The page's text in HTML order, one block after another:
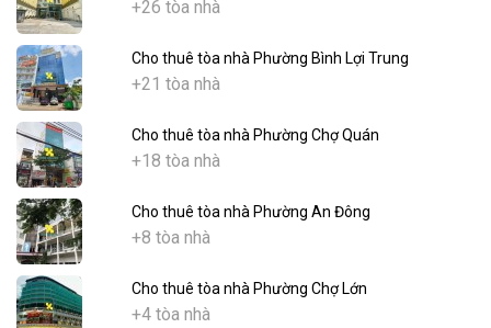
+26 tòa nhà
Cho thuê tòa nhà Phường Bình Lợi Trung
+21 tòa nhà
Cho thuê tòa nhà Phường Chợ Quán
+18 tòa nhà
Cho thuê tòa nhà Phường An Đông
+8 tòa nhà
Cho thuê tòa nhà Phường Chợ Lớn
+4 tòa nhà